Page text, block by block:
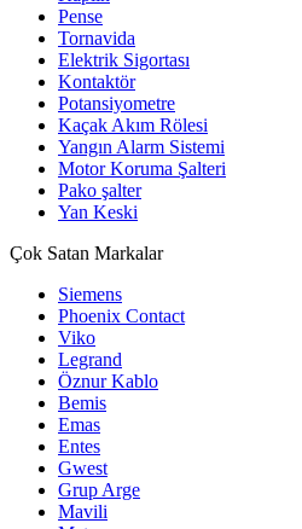
Pense
Tornavida
Elektrik Sigortası
Kontaktör
Potansiyometre
Kaçak Akım Rölesi
Yangın Alarm Sistemi
Motor Koruma Şalteri
Pako şalter
Yan Keski
Çok Satan Markalar
Siemens
Phoenix Contact
Viko
Legrand
Öznur Kablo
Bemis
Emas
Entes
Gwest
Grup Arge
Mavili